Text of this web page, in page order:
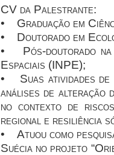
CV da Palestrante:
• Graduação em
• Doutorado em
• Pós-doutorado na
Espaciais (INPE);
• Suas atividades de
análises de alteração
no contexto de
regional e resiliência
• Atuou como
Suécia no projeto